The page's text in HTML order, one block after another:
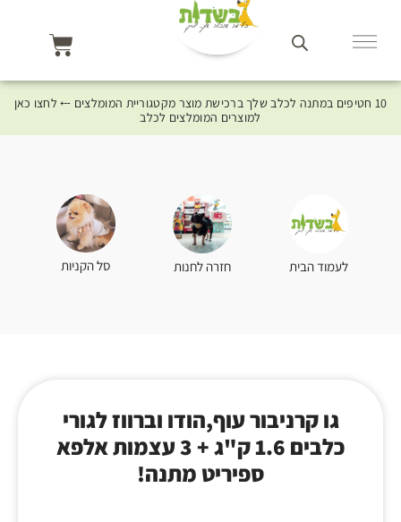
10 חטיפים במתנה לכלב שלך ברכישת מוצר מקטגוריית המומלצים ⤎ לחצו כאן
למוצרים המומלצים לכלב
לעמוד הבית חזרה לחנות סל הקניות
גו קרניבור עוף,הודו וברווז לגורי
כלבים 1.6 ק"ג + 3 עצמות אלפא
ספיריט מתנה!